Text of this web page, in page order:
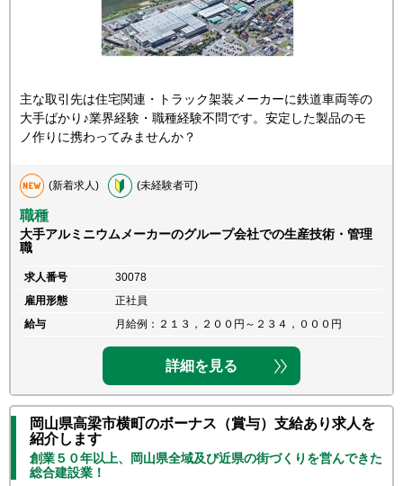
主な取引先は住宅関連・トラック架装メーカーに鉄道車両等の
大手ばかり♪業界経験・職種経験不問です。安定した製品のモ
ノ作りに携わってみませんか？
(新着求人) (未経験者可)
職種
大手アルミニウムメーカーのグループ会社での生産技術・管理
職
求人番号
30078
雇用形態
正社員
給与
月給例：２１３，２００円～２３４，０００円
詳細を見る
岡山県高梁市横町のボーナス（賞与）支給あり求人を
紹介します
創業５０年以上、岡山県全域及び近県の街づくりを営んできた
総合建設業！